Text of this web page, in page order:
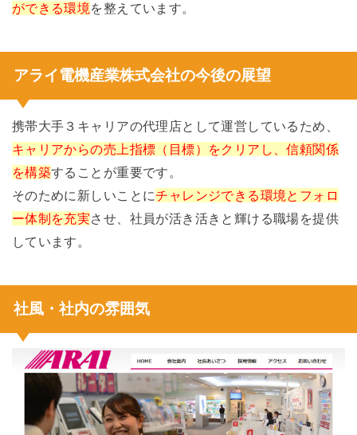
ができる環境を整えています。
アライ電機産業株式会社の今後の展望
携帯大手３キャリアの代理店として運営しているため、
キャリアからの売上指標（目標）をクリアし、信頼関係
を構築することが重要です。
そのために新しいことにチャレンジできる環境とフォロ
ー体制を充実させ、社員が活き活きと輝ける職場を提供
しています。
社風・社内の雰囲気